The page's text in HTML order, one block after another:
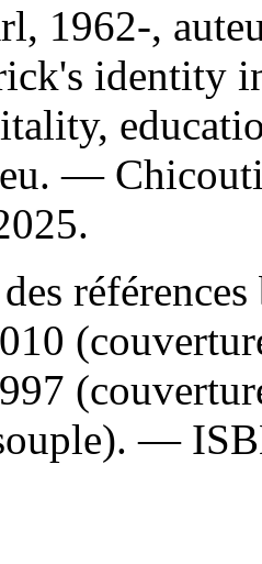
1962-,
identity
—
—